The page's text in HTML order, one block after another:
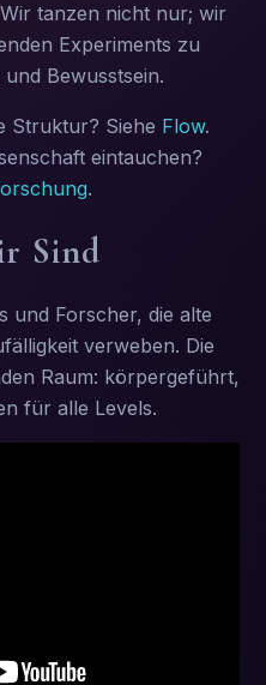
tanzen nicht nur; wir
Experiments zu
Bewusstsein.
Struktur? Siehe Flow.
eintauchen?
.
Sind
und Forscher, die alte
verweben. Die
Raum: körpergeführt,
für alle Levels.